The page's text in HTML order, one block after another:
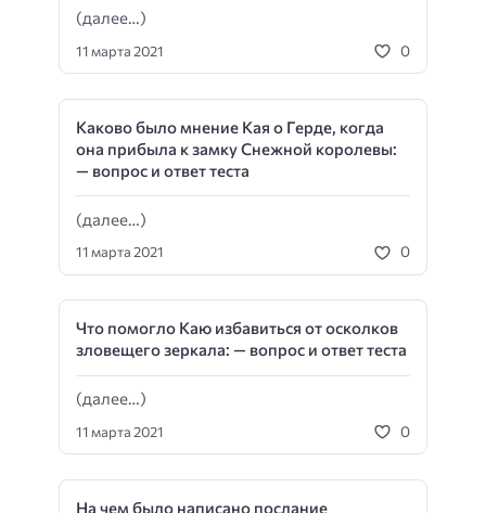
(далее…)
11 марта 2021 0
Каково было мнение Кая о Герде, когда
она прибыла к замку Снежной королевы:
— вопрос и ответ теста
(далее…)
11 марта 2021 0
Что помогло Каю избавиться от осколков
зловещего зеркала: — вопрос и ответ теста
(далее…)
11 марта 2021 0
На чем было написано послание